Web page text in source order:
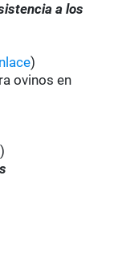
a los
)
ovinos en
)